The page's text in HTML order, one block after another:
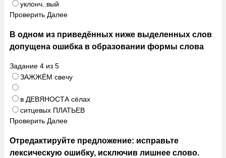
уклонч..вый
Проверить Далее
В одном из приведённых ниже выделенных слов
допущена ошибка в образовании формы слова
Задание 4из 5
ЗАЖЖЁМ свечу
в ДЕВЯНОСТА сёлах
ситцевых ПЛАТЬЕВ
Проверить Далее
Отредактируйте предложение: исправьте
лексическую ошибку, исключив лишнее слово.